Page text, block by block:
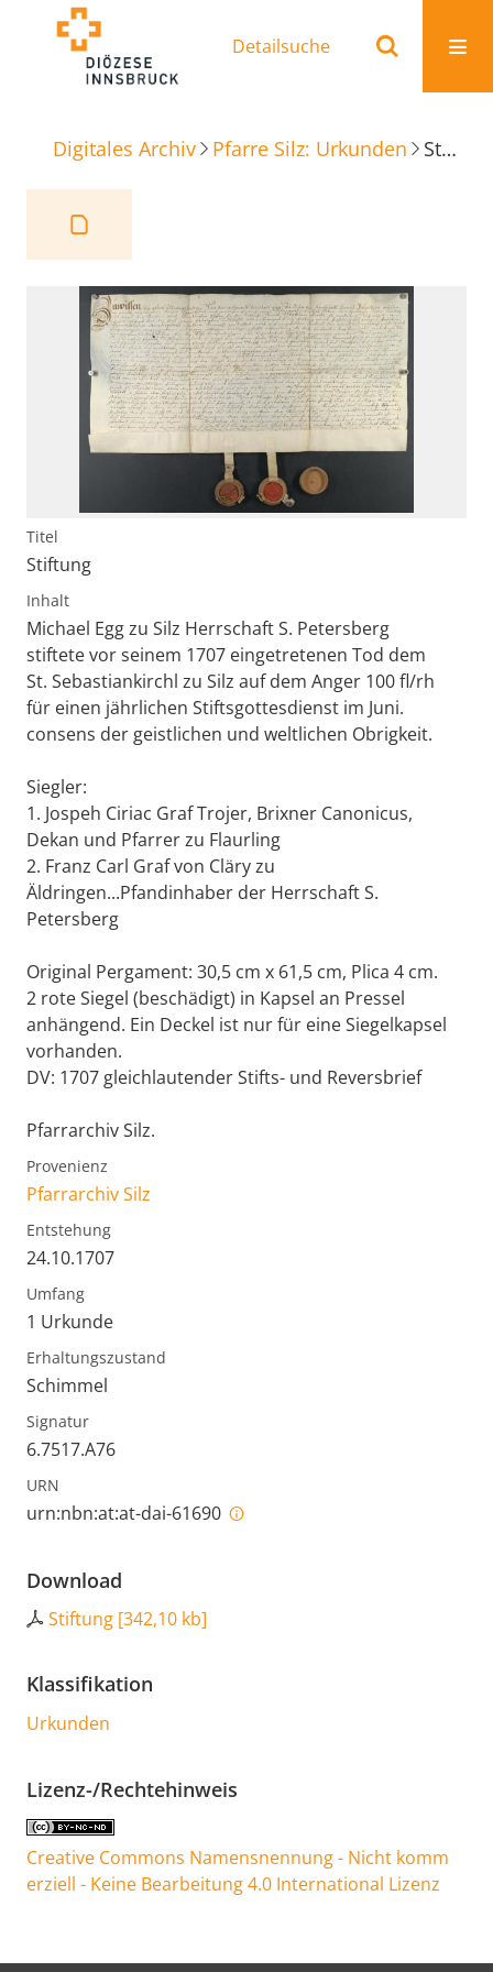
Detailsuche
Digitales Archiv Pfarre Silz: Urkunden Stiftung
Titel
Stiftung
Inhalt
Michael Egg zu Silz Herrschaft S. Petersberg
stiftete vor seinem 1707 eingetretenen Tod dem
St. Sebastiankirchl zu Silz auf dem Anger 100 fl/rh
für einen jährlichen Stiftsgottesdienst im Juni.
consens der geistlichen und weltlichen Obrigkeit.
Siegler:
1. Jospeh Ciriac Graf Trojer, Brixner Canonicus,
Dekan und Pfarrer zu Flaurling
2. Franz Carl Graf von Cläry zu
Äldringen...Pfandinhaber der Herrschaft S.
Petersberg
Original Pergament: 30,5 cm x 61,5 cm, Plica 4 cm.
2 rote Siegel (beschädigt) in Kapsel an Pressel
anhängend. Ein Deckel ist nur für eine Siegelkapsel
vorhanden.
DV: 1707 gleichlautender Stifts- und Reversbrief
Pfarrarchiv Silz.
Provenienz
Pfarrarchiv Silz
Entstehung
24.10.1707
Umfang
1 Urkunde
Erhaltungszustand
Schimmel
Signatur
6.7517.A76
URN
urn:nbn:at:at-dai-61690
Download
Stiftung [342,10 kb]
Klassifikation
Urkunden
Lizenz-/Rechtehinweis
Creative Commons Namensnennung - Nicht komm
erziell - Keine Bearbeitung 4.0 International Lizenz